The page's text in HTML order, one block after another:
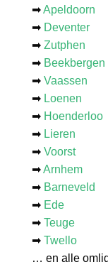
➡Apeldoorn
➡ Deventer
➡ Zutphen
➡ Beekbergen
➡ Vaassen
➡ Loenen
➡ Hoenderloo
➡ Lieren
➡ Voorst
➡Arnhem
➡ Barneveld
➡ Ede
➡ Teuge
➡ Twello
… en alle